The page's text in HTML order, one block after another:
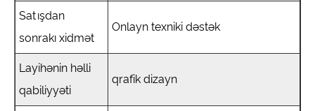
Satışdan
sonrakı xidmət
Onlayn texniki dəstək
Layihənin həlli
qabiliyyəti
qrafik dizayn